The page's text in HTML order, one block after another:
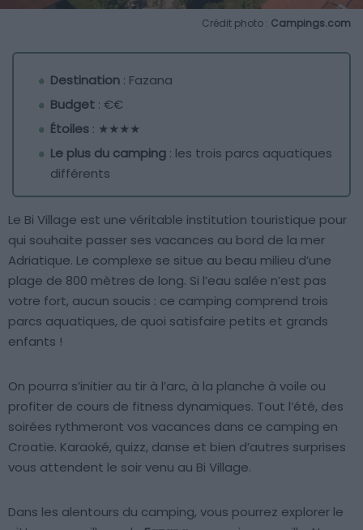
Crédit photo : Campings.com
Destination : Fazana
Budget : €€
Étoiles : ★★★★
Le plus du camping : les trois parcs aquatiques
différents
Le Bi Village est une véritable institution touristique pour
qui souhaite passer ses vacances au bord de la mer
Adriatique. Le complexe se situe au beau milieu d’une
plage de 800 mètres de long. Si l’eau salée n’est pas
votre fort, aucun soucis : ce camping comprend trois
parcs aquatiques, de quoi satisfaire petits et grands
enfants !
On pourra s’initier au tir à l’arc, à la planche à voile ou
profiter de cours de fitness dynamiques. Tout l’été, des
soirées rythmeront vos vacances dans ce camping en
Croatie. Karaoké, quizz, danse et bien d’autres surprises
vous attendent le soir venu au Bi Village.
Dans les alentours du camping, vous pourrez explorer le